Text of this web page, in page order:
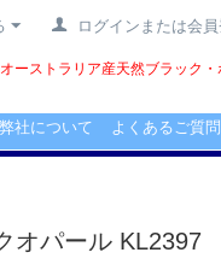
ログインまたは会
オーストラリア産天然ブラック
弊社について よくあるご質問
オパール KL2397